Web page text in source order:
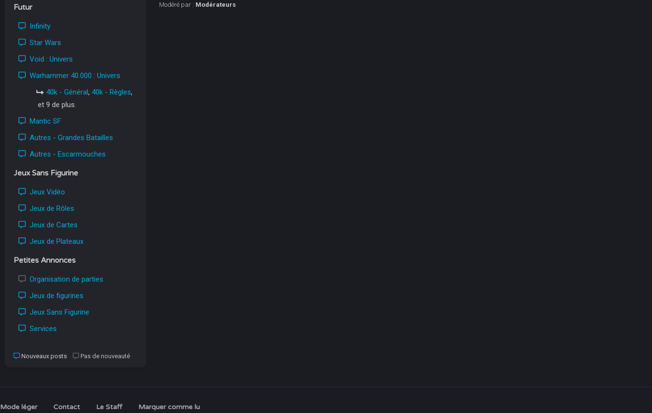
Futur
Infinity
Star Wars
Void : Univers
Warhammer 40.000 : Univers
40k - Général, 40k - Règles,
et 9 de plus.
Mantic SF
Autres - Grandes Batailles
Autres - Escarmouches
Jeux Sans Figurine
Jeux Vidéo
Jeux de Rôles
Jeux de Cartes
Jeux de Plateaux
Petites Annonces
Organisation de parties
Jeux de figurines
Jeux Sans Figurine
Services
Nouveaux posts Pas de nouveauté
Modéré par : Modérateurs
Mode léger Contact Le Staff Marquer comme lu